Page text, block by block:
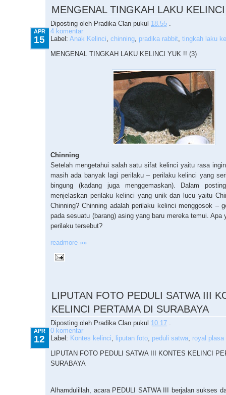
MENGENAL TINGKAH LAKU
Diposting oleh Pradika Clan pukul 18.55
APR
15
4 komentar
Label: Anak Kelinci chinning pradika rabbit tingkah laku
MENGENAL TINGKAH LAKU KELINCI YUK !! (3)
Chinning
Setelah mengetahui salah satu sifat kelinci yaitu rasa
masih ada banyak lagi perilaku – perilaku kelinci yang
bingung (kadang juga menggemaskan). Dalam
menjelaskan perilaku kelinci yang unik dan lucu yaitu
Chinning? Chinning adalah perilaku kelinci menggosok –
pada sesuatu (barang) asing yang baru mereka temui. Apa
perilaku tersebut?
readmore »»
LIPUTAN FOTO PEDULI SATWA III
KELINCI PERTAMA DI SURABAYA
Diposting oleh Pradika Clan pukul 10.17
APR
12
0 komentar
Label: Kontes kelinci liputan foto peduli satwa royal plasa
LIPUTAN FOTO PEDULI SATWA III KONTES KELINCI
SURABAYA
Alhamdulillah, acara PEDULI SATWA III berjalan sukses